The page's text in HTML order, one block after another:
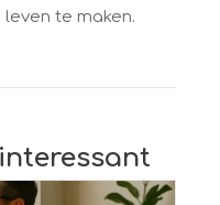
te maken.